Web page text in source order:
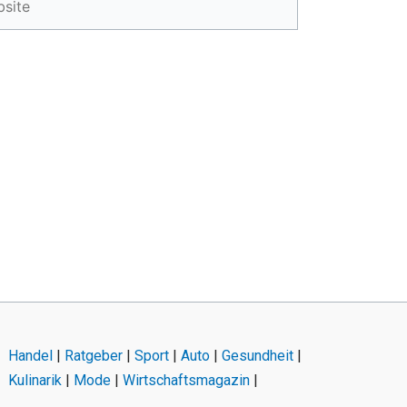
Handel | Ratgeber |Sport |Auto |Gesundheit |
Kulinarik | Mode |Wirtschaftsmagazin |